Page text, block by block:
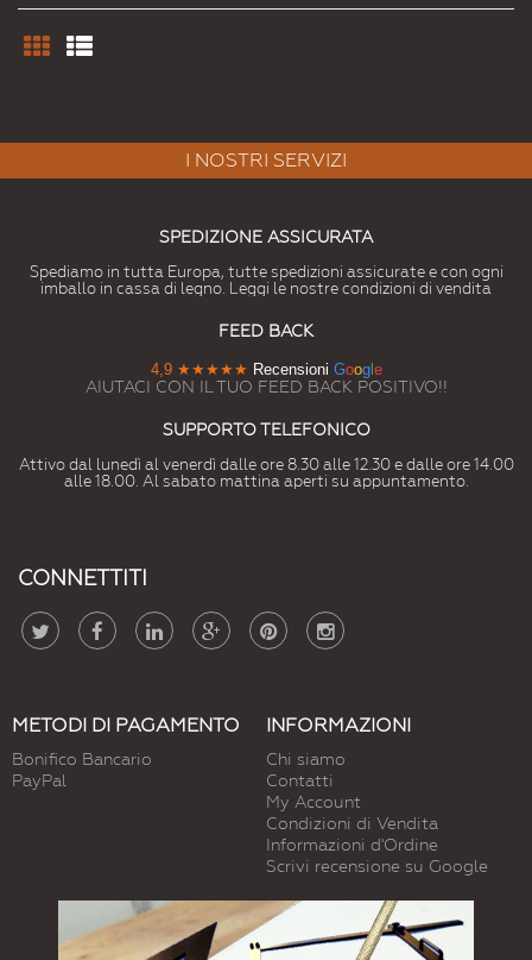
I NOSTRI SERVIZI
SPEDIZIONE ASSICURATA
Spediamo in tutta Europa, tutte spedizioni assicurate e con ogni
imballo in cassa di legno. Leggi le nostre condizioni di vendita
FEED BACK
4,9 ★★★★★ Recensioni Googl e
AIUTACI CON IL TUO FEED BACK POSITIVO!!
SUPPORTO TELEFONICO
Attivo dal lunedì al venerdì dalle ore 8.30 alle 12.30 e dalle ore 14.00
alle 18.00. Al sabato mattina aperti su appuntamento.
CONNETTITI
METODI DI PAGAMENTO
Bonifico Bancario
PayPal
INFORMAZIONI
Chi siamo
Contatti
My Account
Condizioni di Vendita
Informazioni d'Ordine
Scrivi recensione su Google